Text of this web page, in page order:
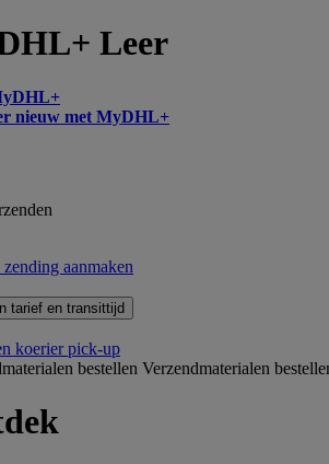
Leer
nieuw met MyDHL+
aanmaken
tarief en transittijd
koerier pick-up
bestellen Verzendmaterialen